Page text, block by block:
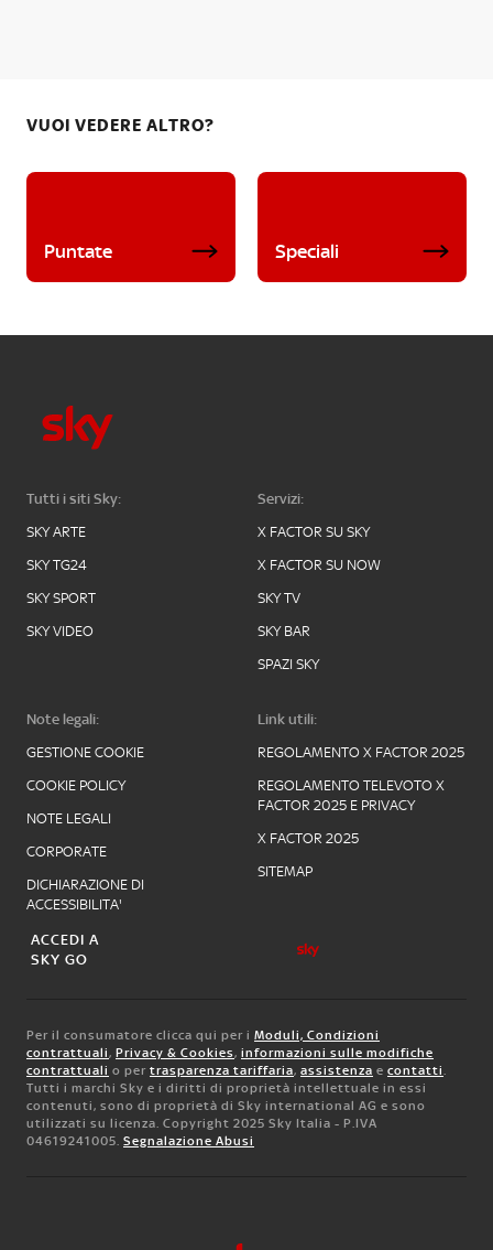
VUOI VEDERE ALTRO?
Puntate Speciali
Tutti i siti Sky:
SKY ARTE
SKY TG24
SKY SPORT
SKY VIDEO
Servizi:
X FACTOR SU SKY
X FACTOR SU NOW
SKY TV
SKY BAR
SPAZI SKY
Note legali:
GESTIONE COOKIE
COOKIE POLICY
NOTE LEGALI
CORPORATE
DICHIARAZIONE DI
ACCESSIBILITA'
Link utili:
REGOLAMENTO X FACTOR 2025
REGOLAMENTO TELEVOTO X
FACTOR 2025 E PRIVACY
X FACTOR 2025
SITEMAP
ACCEDI A
SKY GO
Per il consumatore clicca qui per i Moduli, Condizioni
contrattuali, Privacy & Cookies, informazioni sulle modifiche
contrattuali o per trasparenza tariffaria, assistenza e contatti.
Tutti i marchi Sky e i diritti di proprietà intellettuale in essi
contenuti, sono di proprietà di Sky international AG e sono
utilizzati su licenza. Copyright 2025 Sky Italia - P.IVA
04619241005. Segnalazione Abusi